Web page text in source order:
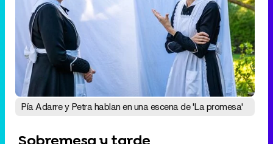
Pía Adarre y Petra hablan en una escena de 'La promesa'
Sobremesa y tarde
Sueños de libertad
' sigue siendo lo mejor
de la sobremesa y mejora 1,2 puntos
12,9% en La 1 (+0,4)